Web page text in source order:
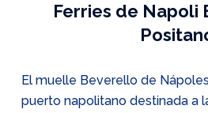
Ferries de Napoli
El muelle Beverello de
puerto napolitano destinada a